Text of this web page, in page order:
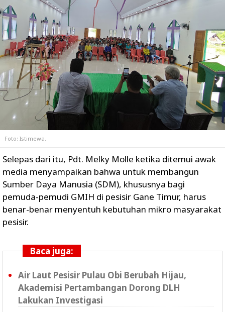
Foto: Istimewa.
Selepas dari itu, Pdt. Melky Molle ketika ditemui awak
media menyampaikan bahwa untuk membangun
Sumber Daya Manusia (SDM), khususnya bagi
pemuda-pemudi GMIH di pesisir Gane Timur, harus
benar-benar menyentuh kebutuhan mikro masyarakat
pesisir.
Baca juga:
Air Laut Pesisir Pulau Obi Berubah Hijau,
Akademisi Pertambangan Dorong DLH
Lakukan Investigasi